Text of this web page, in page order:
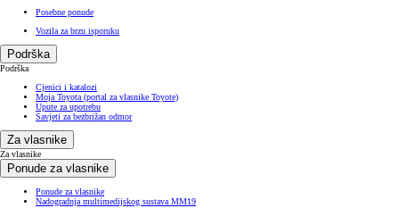
Posebne ponude
Vozila za brzu isporuku
Podrška
Podrška
Cjenici i katalozi
Moja Toyota (portal za vlasnike Toyote)
Upute za upotrebu
Savjeti za bezbrižan odmor
Za vlasnike
Za vlasnike
Ponude za vlasnike
Ponude za vlasnike
Nadogradnja multimedijskog sustava MM19